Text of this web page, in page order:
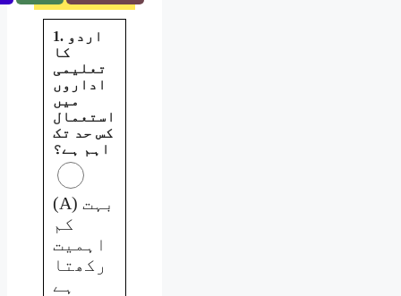
1. اردو
کا
تعلیمی
اداروں
میں
استعمال
کس حد تک
اہم ہے؟
(A) بہت
کم
اہمیت
رکھتا
ہے